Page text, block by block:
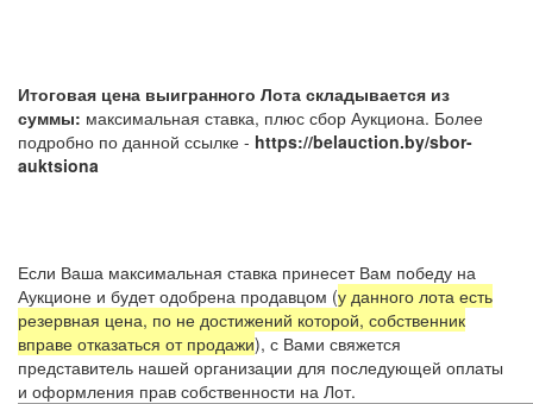
Итоговая цена выигранного Лота складывается из
суммы: максимальная ставка, плюс сбор Аукциона. Более
подробно по данной ссылке - https://belauction.by/sbor-
auktsiona
Если Ваша максимальная ставка принесет Вам победу на
Аукционе и будет одобрена продавцом (у данного лота есть
резервная цена, по не достижений которой, собственник
вправе отказаться от продажи), с Вами свяжется
представитель нашей организации для последующей оплаты
и оформления прав собственности на Лот.